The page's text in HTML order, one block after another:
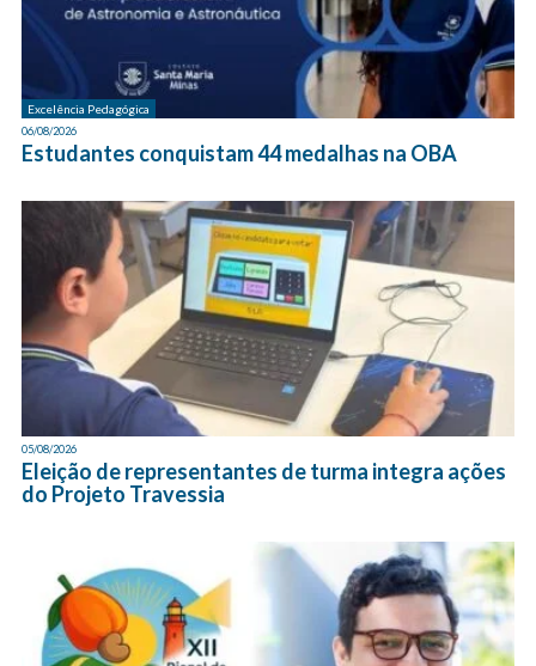
Excelência Pedagógica
06/08/2026
Estudantes conquistam 44 medalhas na OBA
05/08/2026
Eleição de representantes de turma integra ações
do Projeto Travessia